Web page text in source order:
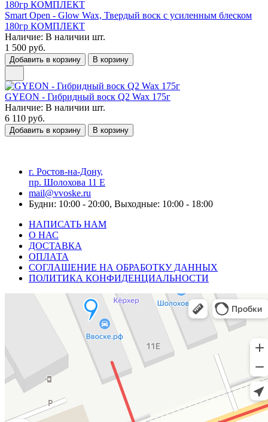
Smart Open - Glow Wax, Твердый воск с усиленным блеском
180гр КОМПЛЕКТ
Наличие: В наличии шт.
1 500 руб.
Добавить в корзину В корзину
GYEON - Гибридный воск Q2 Wax 175г
Наличие: В наличии шт.
6 110 руб.
Добавить в корзину В корзину
г. Ростов-на-Дону,
пр. Шолохова 11 Е
mail@vvoske.ru
Будни: 10:00 - 20:00, Выходные: 10:00 - 18:00
НАПИСАТЬ НАМ
О НАС
ДОСТАВКА
ОПЛАТА
СОГЛАШЕНИЕ НА ОБРАБОТКУ ДАННЫХ
ПОЛИТИКА КОНФИДЕНЦИАЛЬНОСТИ